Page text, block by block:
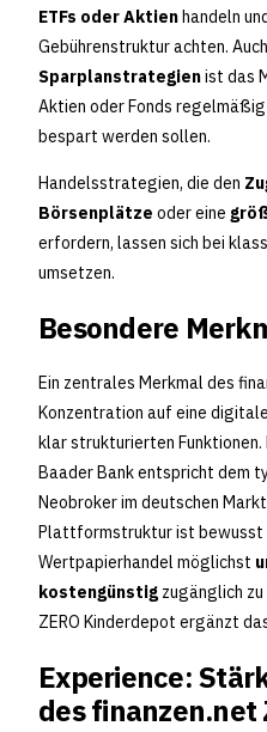
ETFs oder Aktienhandeln
Gebührenstruktur achten.
Sparplanstrategienist das
Aktien oder Fonds
bespart werden sollen.
Handelsstrategien, die den
Börsenplätze oder eine
erfordern, lassen sich bei
umsetzen.
Besondere
Ein zentrales Merkmal des
Konzentration auf eine
klar strukturierten Funktionen.
Baader Bank entspricht dem
Neobroker im deutschen
Plattformstruktur ist bewusst
Wertpapierhandel möglichst
kostengünstig zugänglich
ZERO Kinderdepot ergänzt
Experience:
des finanzen.net